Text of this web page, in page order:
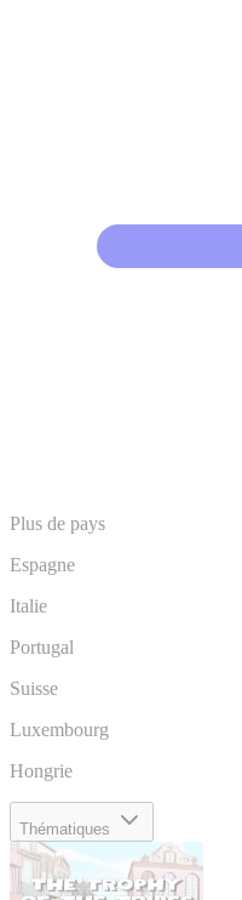
Plus de pays
Espagne
Italie
Portugal
Suisse
Luxembourg
Hongrie
Thématiques